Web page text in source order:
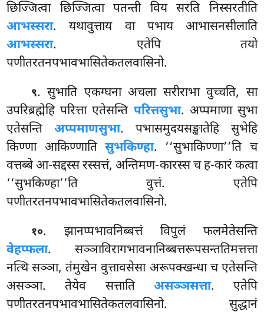
छिज्जित्वा छिज्जित्वा पतन्ती विय सरति निस्सरतीति
आभस्सरा. यथावुत्ताय वा पभाय आभासनसीलाति
आभस्सरा. एतेपि तयो
पणीतरतनपभावभासितेकतलवासिनो.
९. सुभाति एकग्घना अचला सरीराभा वुच्चति, सा
उपरिब्रह्मेहि परित्ता एतेसन्ति परित्तसुभा. अप्पमाणा सुभा
एतेसन्तिअप्पमाणसुभा. पभासमुदयसङ्खातेहि सुभेहि
किण्णा आकिण्णाति सुभकिण्हा. ‘‘सुभाकिण्णा’’ति च
वत्तब्बे आ-सद्दस्स रस्सत्तं, अन्तिमण-कारस्स च ह-कारं कत्वा
‘‘सुभकिण्हा’’ति वुत्तं. एतेपि
पणीतरतनपभावभासितेकतलवासिनो.
१०. झानप्पभावनिब्बत्तं विपुलं फलमेतेसन्ति
वेहप्फला. सञ्ञाविरागभावनानिब्बत्तरूपसन्ततिमत्तत्ता
नत्थि सञ्ञा, तंमुखेन वुत्तावसेसा अरूपक्खन्धा च एतेसन्ति
असञ्ञा. तेयेव सत्ताति असञ्ञसत्ता. एतेपि
पणीतरतनपभावभासितेकतलवासिनो. सुद्धानं